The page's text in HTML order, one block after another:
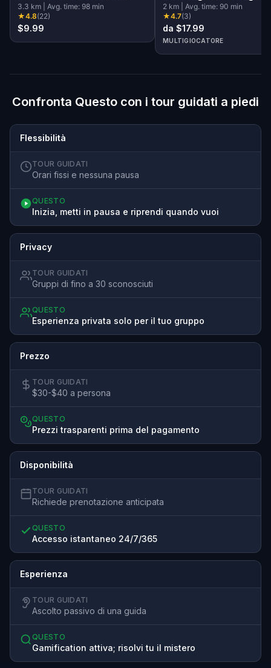
Málaga
3.3 km Avg. time: 98 min
★4.8(22)
$9.99
2 km Avg. time: 90 min
★4.7(3)
da $17.99
MULTIGIOCATORE
Confronta Questo con i tour guidati a piedi
Flessibilità
TOUR GUIDATI
Orari fissi e nessuna pausa
QUESTO
Inizia, metti in pausa e riprendi quando vuoi
Privacy
TOUR GUIDATI
Gruppi di fino a 30 sconosciuti
QUESTO
Esperienza privata solo per il tuo gruppo
Prezzo
TOUR GUIDATI
$30-$40 a persona
QUESTO
Prezzi trasparenti prima del pagamento
Disponibilità
TOUR GUIDATI
Richiede prenotazione anticipata
QUESTO
Accesso istantaneo 24/7/365
Esperienza
TOUR GUIDATI
Ascolto passivo di una guida
QUESTO
Gamification attiva; risolvi tu il mistero